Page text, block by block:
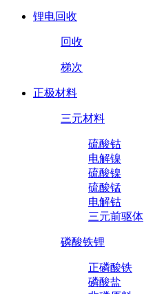
锂电回收
回收
梯次
正极材料
三元材料
硫酸钴
电解镍
硫酸镍
硫酸锰
电解钴
三元前驱体
磷酸铁锂
正磷酸铁
磷酸盐